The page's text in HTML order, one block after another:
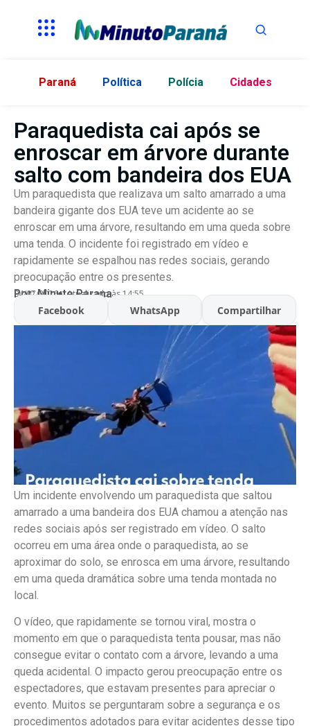
Paraná Política Polícia Cidades
Paraquedista cai após se
enroscar em árvore durante
salto com bandeira dos EUA
Um paraquedista que realizava um salto amarrado a uma
bandeira gigante dos EUA teve um acidente ao se
enroscar em uma árvore, resultando em uma queda sobre
uma tenda. O incidente foi registrado em vídeo e
rapidamente se espalhou nas redes sociais, gerando
preocupação entre os presentes.
Por:Minuto Parana
04/07/2026 Atualizado às 14:55
Facebook WhatsApp Compartilhar
Um incidente envolvendo um paraquedista que saltou
amarrado a uma bandeira dos EUA chamou a atenção nas
redes sociais após ser registrado em vídeo. O salto
ocorreu em uma área onde o paraquedista, ao se
aproximar do solo, se enrosca em uma árvore, resultando
em uma queda dramática sobre uma tenda montada no
local.
O vídeo, que rapidamente se tornou viral, mostra o
momento em que o paraquedista tenta pousar, mas não
consegue evitar o contato com a árvore, levando a uma
queda acidental. O impacto gerou preocupação entre os
espectadores, que estavam presentes para apreciar o
evento. Muitos se perguntaram sobre a segurança e os
procedimentos adotados para evitar acidentes desse tipo